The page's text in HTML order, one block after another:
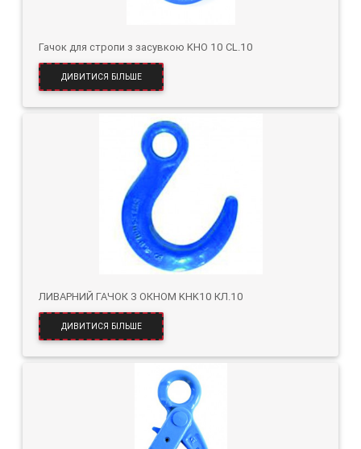
Гачок для стропи з засувкою KHO 10 CL.10
ДИВИТИСЯ БІЛЬШЕ
ЛИВАРНИЙ ГАЧОК З ОКНОМ KHK10 КЛ.10
ДИВИТИСЯ БІЛЬШЕ